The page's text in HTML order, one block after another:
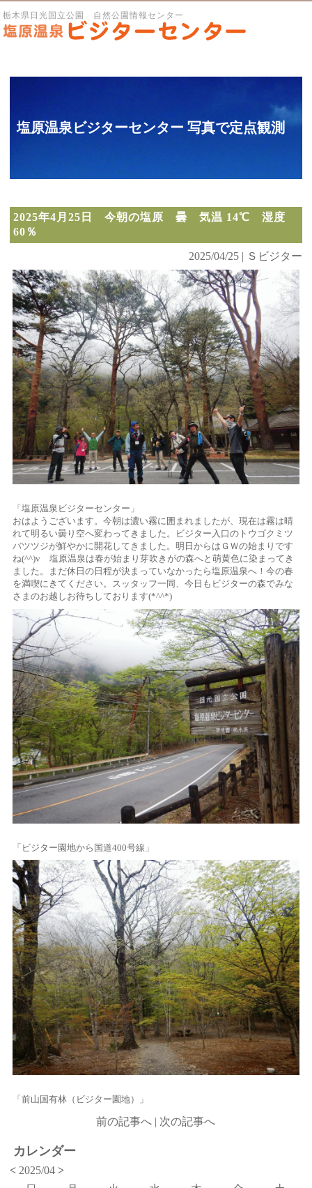
栃木県日光国立公園 自然公園情報センター
塩原温泉ビジターセンター 写真で定点観測
2025年4月25日 今朝の塩原 曇 気温 14℃ 湿度
60％
2025/04/25 | Ｓビジター
「塩原温泉ビジターセンター」
おはようございます。今朝は濃い霧に囲まれましたが、現在は霧は晴
れて明るい曇り空へ変わってきました。ビジター入口のトウゴクミツ
バツツジが鮮やかに開花してきました。明日からはＧＷの始まりです
ね(^^)v 塩原温泉は春が始まり芽吹きがの森へと萌黄色に染まってき
ました。まだ休日の日程が決まっていなかったら塩原温泉へ！今の春
を満喫にきてください。スッタッフ一同、今日もビジターの森でみな
さまのお越しお待ちしております(*^^*)
「ビジター園地から国道400号線」
「前山国有林（ビジター園地）」
前の記事へ | 次の記事へ
カレンダー
< 2025/04>